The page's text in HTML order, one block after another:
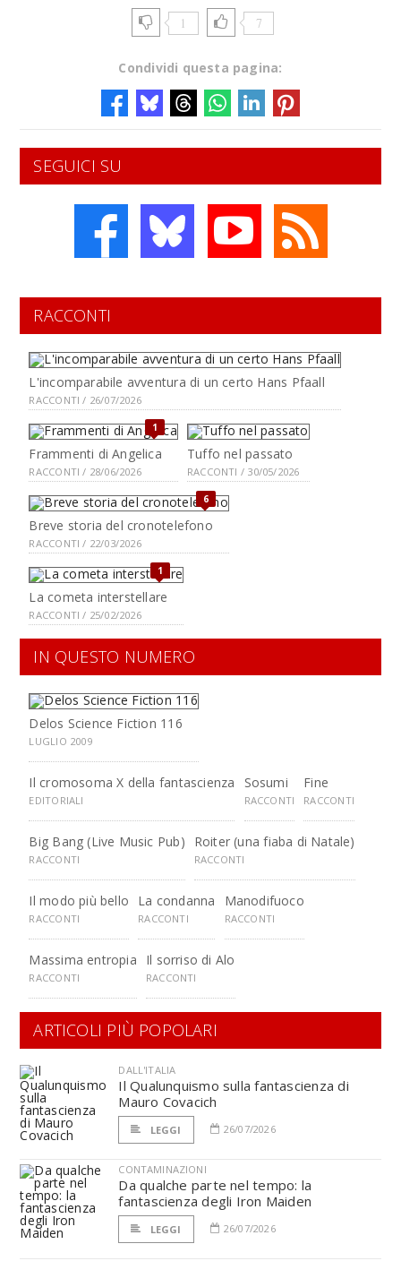
1 7
Condividi questa pagina:
SEGUICI SU
RACCONTI
L'incomparabile avventura di un certo Hans Pfaall
RACCONTI / 26/07/2026
1
Frammenti di Angelica
RACCONTI / 28/06/2026
Tuffo nel passato
RACCONTI / 30/05/2026
6
Breve storia del cronotelefono
RACCONTI / 22/03/2026
1
La cometa interstellare
RACCONTI / 25/02/2026
IN QUESTO NUMERO
Delos Science Fiction 116
LUGLIO 2009
Il cromosoma X della fantascienza
EDITORIALI
Sosumi
RACCONTI
Fine
RACCONTI
Big Bang (Live Music Pub)
RACCONTI
Roiter (una fiaba di Natale)
RACCONTI
Il modo più bello
RACCONTI
La condanna
RACCONTI
Manodifuoco
RACCONTI
Massima entropia
RACCONTI
Il sorriso di Alo
RACCONTI
ARTICOLI PIÙ POPOLARI
DALL'ITALIA
Il Qualunquismo sulla fantascienza di
Mauro Covacich
LEGGI 26/07/2026
CONTAMINAZIONI
Da qualche parte nel tempo: la
fantascienza degli Iron Maiden
LEGGI 26/07/2026